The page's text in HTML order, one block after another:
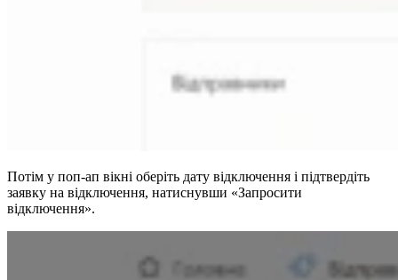
Потім у поп-ап вікні оберіть дату відключення і підтвердіть
заявку на відключення, натиснувши «Запросити
відключення».